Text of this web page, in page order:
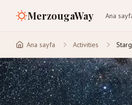
MerzougaWay Ana
Ana sayfa Activities